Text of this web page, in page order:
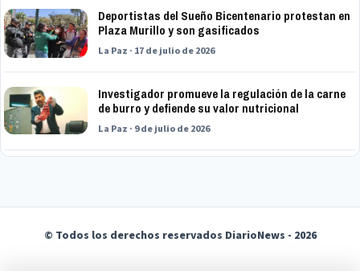
Deportistas del Sueño Bicentenario protestan en
Plaza Murillo y son gasificados
La Paz · 17 de julio de 2026
Investigador promueve la regulación de la carne
de burro y defiende su valor nutricional
La Paz · 9 de julio de 2026
© Todos los derechos reservados DiarioNews - 2026